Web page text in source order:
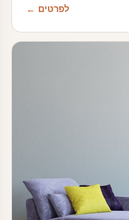
לפרטים ←